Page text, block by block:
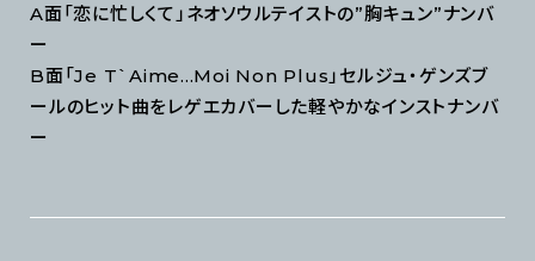
A面「恋に忙しくて」ネオソウルテイストの”胸キュン”ナンバ
ー
B面「Je T`Aime...Moi Non Plus」セルジュ・ゲンズブ
ールのヒット曲をレゲエカバーした軽やかなインストナンバ
ー